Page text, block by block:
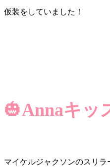
仮装をしていました！
🎃Annaキッ
マイケルジャクソンのスリ